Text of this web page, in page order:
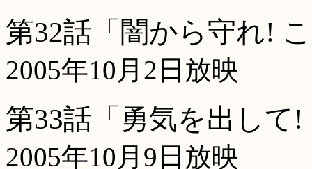
第32話「闇から守れ!
2005年10月2日放映
第33話「勇気を出して
2005年10月9日放映